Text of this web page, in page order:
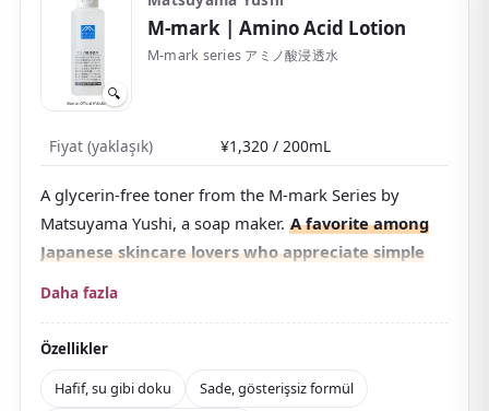
🔍
M-mark | Amino Acid Lotion
M-mark series アミノ酸浸透水
Fiyat (yaklaşık) ¥1,320 / 200mL
A glycerin-free toner from the M-mark Series by
Matsuyama Yushi, a soap maker. A favorite among
Japanese skincare lovers who appreciate simple
like feel that settles into the skin.
The light, smooth feel works well for oily,
combination, and sensitive skin alike. Free from
Daha fazla
Özellikler
Hafif, su gibi doku
Sade, gösterişsiz formül